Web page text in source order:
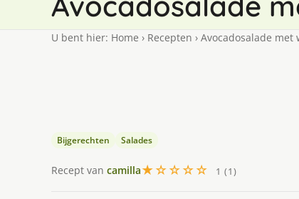
U bent hier: Home › Recepten › Avocadosalade met
Bijgerechten Salades
Recept van camilla★☆☆☆☆ 1 (1)